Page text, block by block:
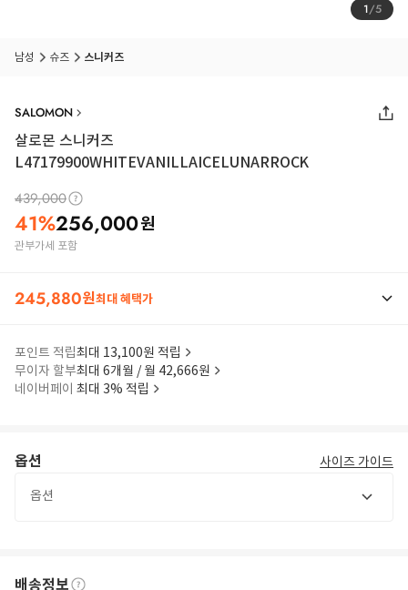
1/5
남성 슈즈 스니커즈
SALOMON
살로몬 스니커즈
L47179900WHITEVANILLAICELUNARROCK
439,000
41%256,000원
관부가세 포함
245,880원최대 혜택가
포인트 적립최대 13,100원 적립
무이자 할부최대 6개월 / 월 42,666원
네이버페이 최대 3% 적립
옵션 사이즈 가이드
옵션
배송정보